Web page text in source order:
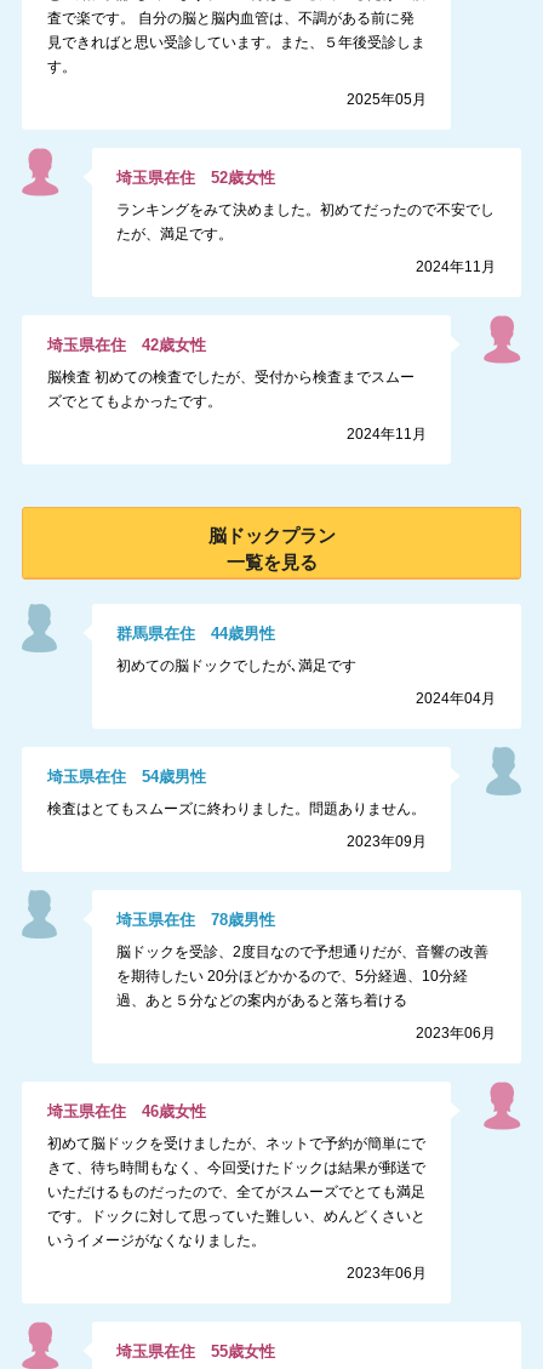
査で楽です。 自分の脳と脳内血管は、不調がある前に発
見できればと思い受診しています。また、５年後受診しま
す。
2025年05月
埼玉県在住52歳女性
ランキングをみて決めました。初めてだったので不安でし
たが、満足です。
2024年11月
埼玉県在住 42歳女性
脳検査 初めての検査でしたが、受付から検査までスムー
ズでとてもよかったです。
2024年11月
脳ドックプラン
一覧を見る
群馬県在住44歳男性
初めての脳ドックでしたが､満足です
2024年04月
埼玉県在住 54歳男性
検査はとてもスムーズに終わりました。問題ありません。
2023年09月
埼玉県在住78歳男性
脳ドックを受診、2度目なので予想通りだが、音響の改善
を期待したい 20分ほどかかるので、5分経過、10分経
過、あと５分などの案内があると落ち着ける
2023年06月
埼玉県在住 46歳女性
初めて脳ドックを受けましたが、ネットで予約が簡単にで
きて、待ち時間もなく、今回受けたドックは結果が郵送で
いただけるものだったので、全てがスムーズでとても満足
です。ドックに対して思っていた難しい、めんどくさいと
いうイメージがなくなりました。
2023年06月
埼玉県在住55歳女性